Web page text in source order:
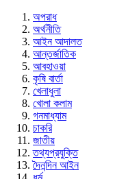
অপরাধ
অর্থনীতি
আইন আদালত
আন্তর্জাতিক
আবহাওয়া
কৃষি বার্তা
খেলাধুলা
খোলা কলাম
গনমাধ্যাম
চাকরি
জাতীয়
তথ্যপ্রযুক্তি
দৈনন্দিন আইন